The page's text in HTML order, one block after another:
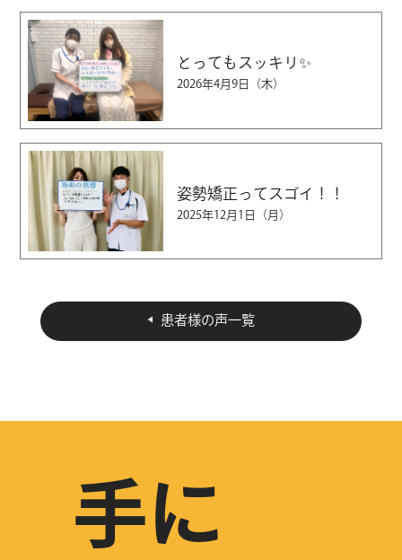
とってもスッキリ✨
2026年4月9日（木）
姿勢矯正ってスゴイ！！
2025年12月1日（月）
患者様の声一覧
手に